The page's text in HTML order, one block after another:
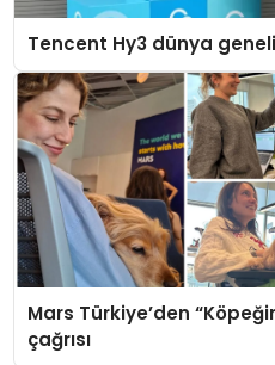
Tencent Hy3 dünya
Mars Türkiye’den
çağrısı